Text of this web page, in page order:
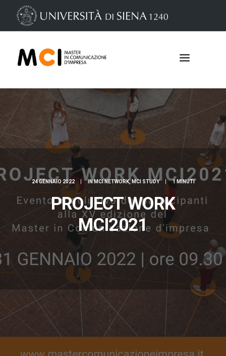
Iscrizioni
24 GENNAIO 2022 INMCI NETWORK, MCI STUDY 1 MINUTI
PROJECT WORK
MCI2021